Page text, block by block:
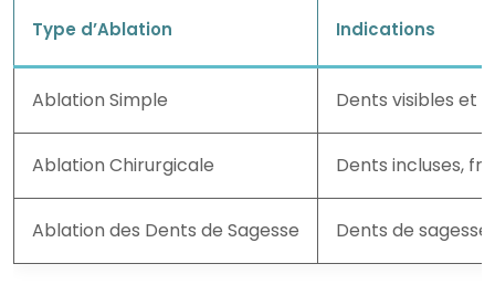
Type d’Ablation Indications
Ablation Simple Dents visibles et
Ablation Chirurgicale Dents incluses,
Ablation des Dents de Sagesse Dents de